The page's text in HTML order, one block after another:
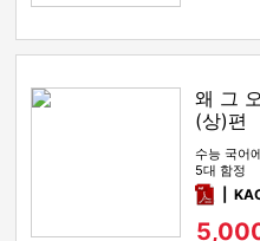
왜 그
(상)편
수능 국어
5대 함정
pdf